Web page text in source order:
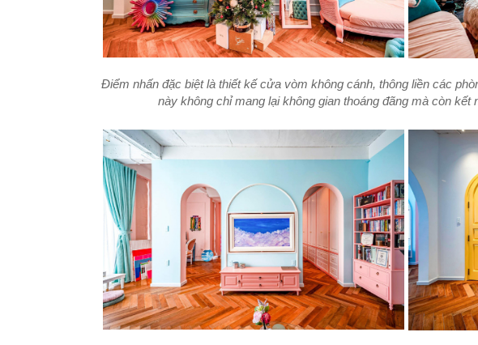
Điểm nhấn đặc biệt là thiết kế cửa vòm không cánh, thông liền các
này không chỉ mang lại không gian thoáng đãng mà còn kết